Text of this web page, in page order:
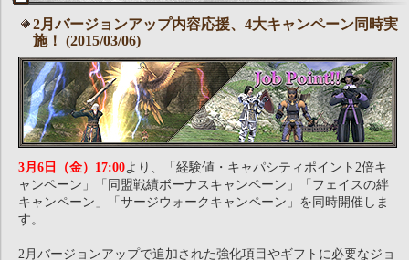
2月バージョンアップ内容応援、4大キャンペーン同時実
施！ (2015/03/06)
3月6日（金）17:00より、「経験値・キャパシティポイント2倍キ
ャンペーン」「同盟戦績ボーナスキャンペーン」「フェイスの絆
キャンペーン」「サージウォークキャンペーン」を同時開催しま
す。
2月バージョンアップで追加された強化項目やギフトに必要なジョ